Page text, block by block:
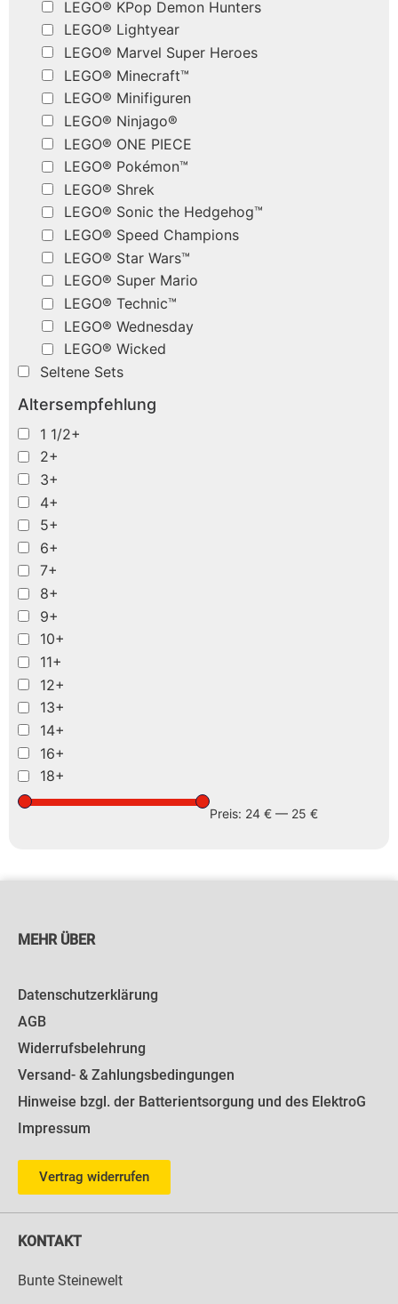
LEGO® KPop Demon Hunters
LEGO® Lightyear
LEGO® Marvel Super Heroes
LEGO® Minecraft™
LEGO® Minifiguren
LEGO® Ninjago®
LEGO® ONE PIECE
LEGO® Pokémon™
LEGO® Shrek
LEGO® Sonic the Hedgehog™
LEGO® Speed Champions
LEGO® Star Wars™
LEGO® Super Mario
LEGO® Technic™
LEGO® Wednesday
LEGO® Wicked
Seltene Sets
Altersempfehlung
1 1/2+
2+
3+
4+
5+
6+
7+
8+
9+
10+
11+
12+
13+
14+
16+
18+
Preis: 24 € — 25 €
MEHR ÜBER
Datenschutzerklärung
AGB
Widerrufsbelehrung
Versand- & Zahlungsbedingungen
Hinweise bzgl. der Batterientsorgung und des ElektroG
Impressum
Vertrag widerrufen
KONTAKT
Bunte Steinewelt